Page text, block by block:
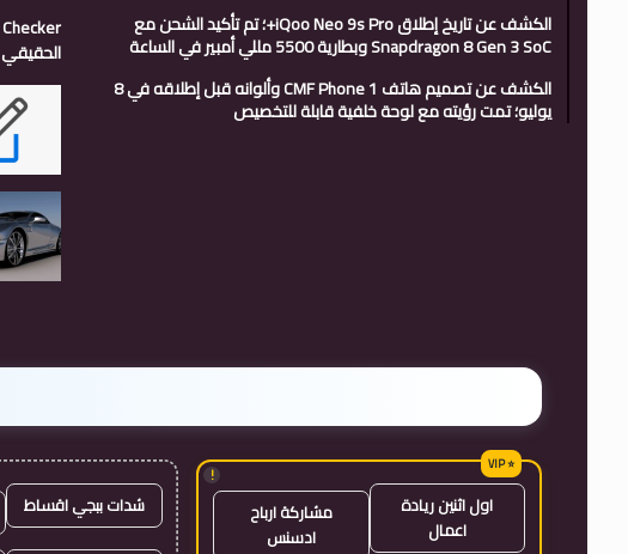
الكشف عن تاريخ إطلاق iQoo Neo 9s Pro+؛ تم تأكيد الشحن مع
Snapdragon 8 Gen 3 SoC وبطارية 5500 مللي أمبير في الساعة
الكشف عن تصميم هاتف CMF Phone 1 وألوانه قبل إطلاقه في 8
يوليو؛ تمت رؤيته مع لوحة خلفية قابلة للتخصيص
الحقيقي
!
اول اثنين ريادة
اعمال
مشاركة ارباح
ادسنس
شدات ببجي اقساط